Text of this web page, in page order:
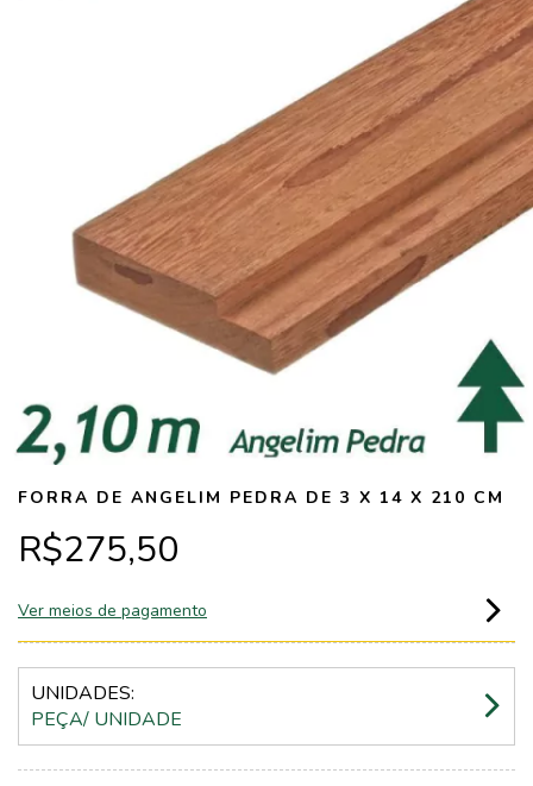
FORRA DE ANGELIM PEDRA DE 3 X 14 X 210 CM
R$275,50
Ver meios de pagamento
UNIDADES:
PEÇA/ UNIDADE